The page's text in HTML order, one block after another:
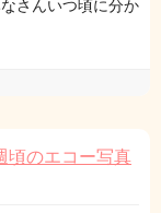
さんいつ頃に分か
頃のエコー写真